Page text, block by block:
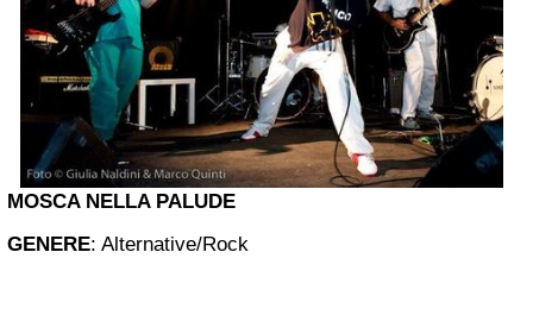
MOSCA NELLA PALUDE
GENERE: Alternative/Rock